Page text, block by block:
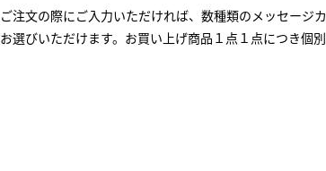
ご注文の際にご入力いただければ、数種類のメッセージ
お選びいただけます。お買い上げ商品１点１点につき個